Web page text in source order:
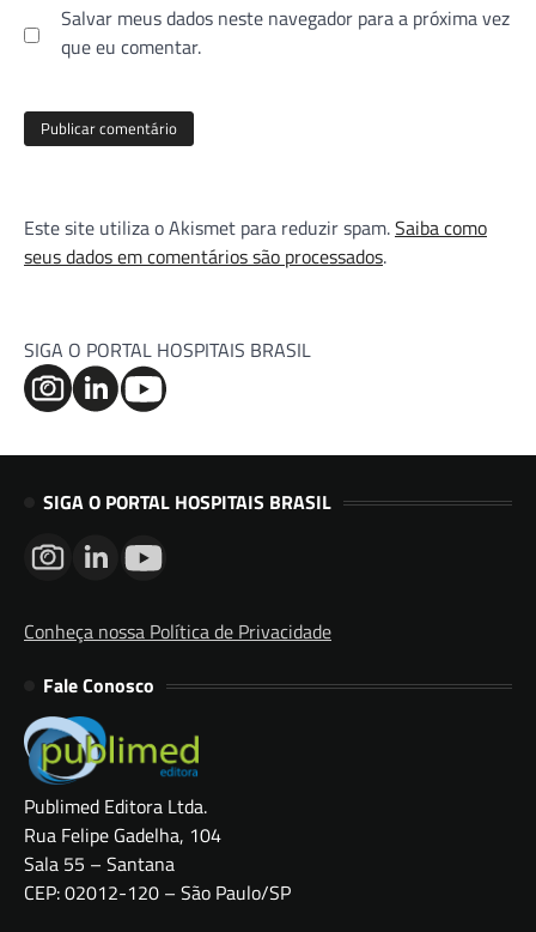
Salvar meus dados neste navegador para a próxima vez
que eu comentar.
Este site utiliza o Akismet para reduzir spam.Saiba como
seus dados em comentários são processados.
SIGA O PORTAL HOSPITAIS BRASIL
SIGA O PORTAL HOSPITAIS BRASIL
Conheça nossa Política de Privacidade
Fale Conosco
Publimed Editora Ltda.
Rua Felipe Gadelha, 104
Sala 55 – Santana
CEP: 02012-120 – São Paulo/SP